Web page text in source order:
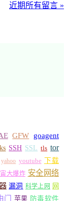
近期所有留言 »
GFW
goagent
SSH SSL tls tor
yahoo youtube 下载
大爆炸 安全网络
漏洞 科学上网 网
门 苹果 防毒软件